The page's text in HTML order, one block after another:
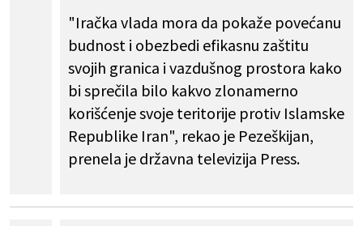
"Iračka vlada mora da pokaže povećanu
budnost i obezbedi efikasnu zaštitu
svojih granica i vazdušnog prostora kako
bi sprečila bilo kakvo zlonamerno
korišćenje svoje teritorije protiv Islamske
Republike Iran", rekao je Pezeškijan,
prenela je državna televizija Press.